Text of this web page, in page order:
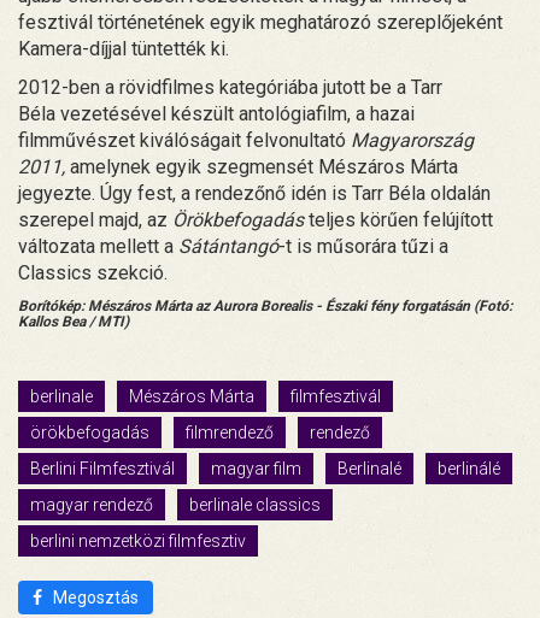
fesztivál történetének egyik meghatározó szereplőjeként
Kamera-díjjal tüntették ki.
2012-ben a rövidfilmes kategóriába jutott be a Tarr
Béla vezetésével készült antológiafilm, a hazai
filmművészet kiválóságait felvonultató Magyarország
2011, amelynek egyik szegmensét Mészáros Márta
jegyezte. Úgy fest, a rendezőnő idén is Tarr Béla oldalán
szerepel majd, az Örökbefogadásteljes körűen felújított
változata mellett a Sátántangó-t is műsorára tűzi a
Classics szekció.
Borítókép: Mészáros Márta az Aurora Borealis - Északi fény forgatásán (Fotó:
Kallos Bea / MTI)
berlinale Mészáros Márta
filmfesztivál
örökbefogadás
filmrendező
rendező
Berlini Filmfesztivál
magyar film Berlinalé
berlinálé
magyar rendező
berlinale classics
berlini nemzetközi filmfesztiv
Megosztás